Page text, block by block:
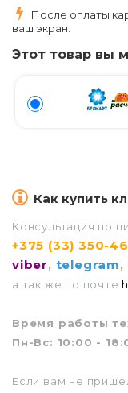
После оплаты
ваш экран.
Этот товар вы
Как купить
Консультация по
+375 (33) 350-
viber, telegram,
а так же по почте
Время работы
Пн-Вс: 10:00 -
Если вам не